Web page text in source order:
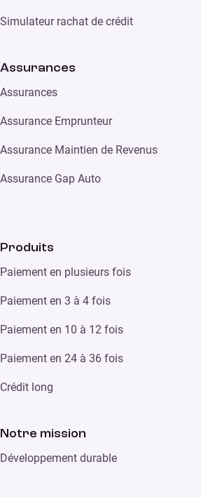
Simulateur rachat de crédit
Assurances
Assurances
Assurance Emprunteur
Assurance Maintien de Revenus
Assurance Gap Auto
Produits
Paiement en plusieurs fois
Paiement en 3 à 4 fois
Paiement en 10 à 12 fois
Paiement en 24 à 36 fois
Crédit long
Notre mission
Développement durable